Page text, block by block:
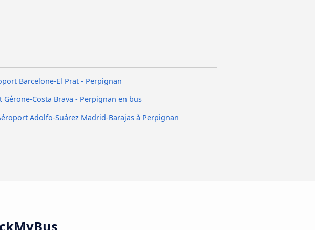
Barcelone-El Prat - Perpignan
Gérone-Costa Brava - Perpignan en bus
Adolfo-Suárez Madrid-Barajas à Perpignan